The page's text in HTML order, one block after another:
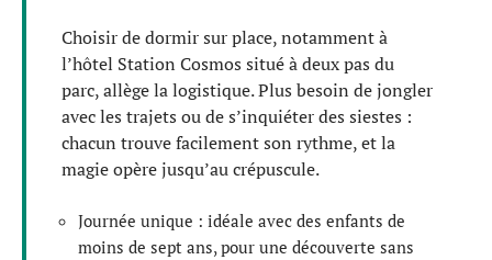
Choisir de dormir sur place, notamment à
l’hôtel Station Cosmos situé à deux pas du
parc, allège la logistique. Plus besoin de jongler
avec les trajets ou de s’inquiéter des siestes :
chacun trouve facilement son rythme, et la
magie opère jusqu’au crépuscule.
Journée unique : idéale avec des enfants de
moins de sept ans, pour une découverte sans